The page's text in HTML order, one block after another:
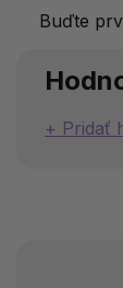
Buďte
Pridať